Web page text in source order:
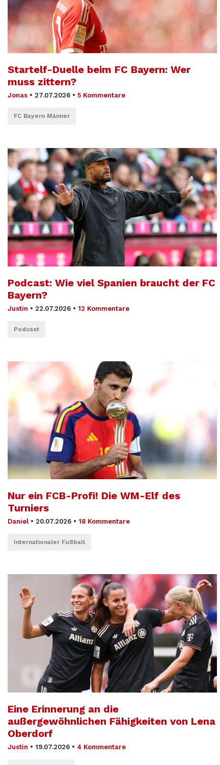
Startelf-Duelle beim FC Bayern: Wer
muss zittern?
Jonas • 27.07.2026 • 5 Kommentare
FC Bayern Männer
Podcast: Wie viel Spanien braucht der FC
Bayern?
Justin • 22.07.2026 • 12 Kommentare
Podcast
Nur ein FCB-Profi! Die WM-Elf des
Turniers
Daniel • 20.07.2026 • 18 Kommentare
Internationaler Fußball
Eine Erinnerung an die
außergewöhnlichen Fähigkeiten von Lena
Oberdorf
Justin • 19.07.2026 • 4 Kommentare